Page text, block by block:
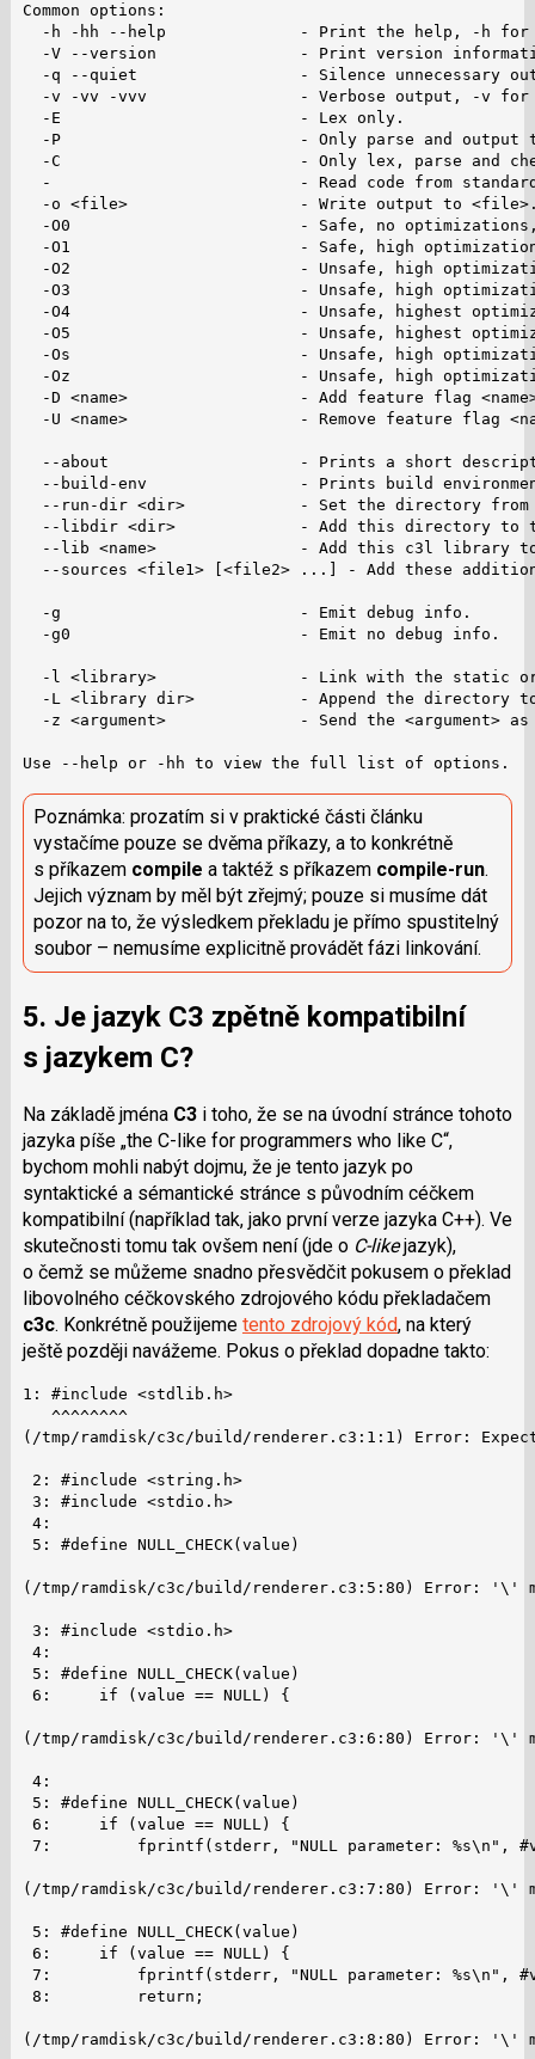
Common options:
-h -hh --help              - Print the help, -h
-V --version               - Print version
-q --quiet                 - Silence unnecessary
-v -vv -vvv                - Verbose output, -v
  -E                         - Lex only.
-P                         - Only parse and output
-C                         - Only lex, parse and
-                          - Read code from
-o <file>                  - Write output to
-O0                        - Safe, no
-O1                        - Safe, high
-O2                        - Unsafe, high
-O3                        - Unsafe, high
-O4                        - Unsafe, highest
-O5                        - Unsafe, highest
-Os                        - Unsafe, high
-Oz                        - Unsafe, high
-D <name>                  - Add feature flag
-U <name>                  - Remove feature flag
--about                    - Prints a short
--build-env                - Prints build
--run-dir <dir>            - Set the directory
--libdir <dir>             - Add this directory to
--lib <name>               - Add this c3l library
--sources <file1> [<file2> ...] - Add these
  -g                         - Emit debug info.
  -g0                        - Emit no debug info.
-l <library>               - Link with the static
-L <library dir>           - Append the directory
-z <argument>              - Send the <argument>
Use --help or -hh to view the full list of options.
Poznámka: prozatím si v praktické části článku
vystačíme pouze se dvěma příkazy, a to konkrétně
s příkazem compile a taktéž s příkazem compile-run.
Jejich význam by měl být zřejmý; pouze si musíme dát
pozor na to, že výsledkem překladu je přímo spustitelný
soubor – nemusíme explicitně provádět fázi linkování.
5. Je jazyk C3 zpětně kompatibilní
s jazykem C?
Na základě jména C3i toho, že se na úvodní stránce tohoto
jazyka píše „the C-like for programmers who like C“,
bychom mohli nabýt dojmu, že je tento jazyk po
syntaktické a sémantické stránce s původním céčkem
kompatibilní (například tak, jako první verze jazyka C++). Ve
skutečnosti tomu tak ovšem není (jde o C-likejazyk),
o čemž se můžeme snadno přesvědčit pokusem o překlad
libovolného céčkovského zdrojového kódu překladačem
c3c. Konkrétně použijeme tento zdrojový kód, na který
ještě později navážeme. Pokus o překlad dopadne takto:
1: #include <stdlib.h>
   ^^^^^^^^
(/tmp/ramdisk/c3c/build/renderer.c3:1:1) Error:
2: #include <string.h>
3: #include <stdio.h>
4:
5: #define NULL_CHECK(value)
(/tmp/ramdisk/c3c/build/renderer.c3:5:80) Error: '\'
3: #include <stdio.h>
4:
5: #define NULL_CHECK(value)
6:     if (value == NULL) {
(/tmp/ramdisk/c3c/build/renderer.c3:6:80) Error: '\'
4:
5: #define NULL_CHECK(value)
6:     if (value == NULL) {
7:         fprintf(stderr, "NULL parameter:
(/tmp/ramdisk/c3c/build/renderer.c3:7:80) Error: '\'
5: #define NULL_CHECK(value)
6:     if (value == NULL) {
7:         fprintf(stderr, "NULL parameter:
8:         return;
(/tmp/ramdisk/c3c/build/renderer.c3:8:80) Error: '\'